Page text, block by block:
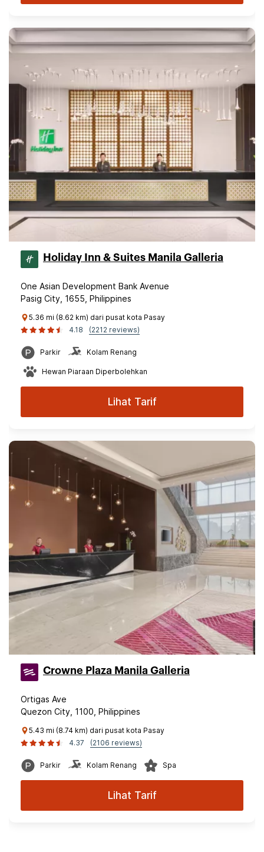
Holiday Inn & Suites Manila Galleria
One Asian Development Bank Avenue
Pasig City, 1655, Philippines
5.36 mi (8.62 km) dari pusat kota Pasay
4.18
(2212 reviews)
Parkir Kolam Renang
Hewan Piaraan Diperbolehkan
Lihat Tarif
Crowne Plaza Manila Galleria
Ortigas Ave
Quezon City, 1100, Philippines
5.43 mi (8.74 km) dari pusat kota Pasay
4.37
(2106 reviews)
Parkir Kolam Renang Spa
Lihat Tarif